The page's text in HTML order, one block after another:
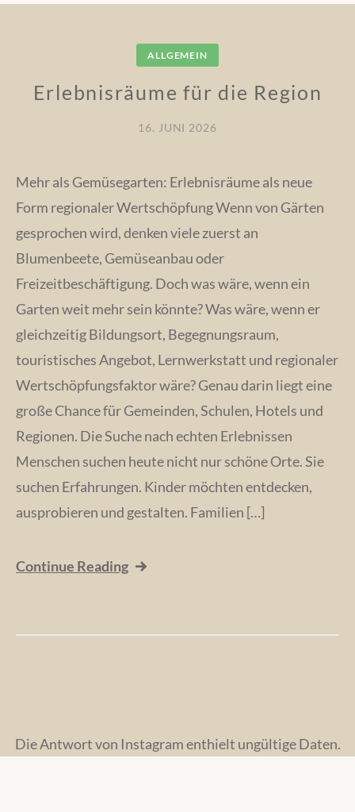
ALLGEMEIN
Erlebnisräume für die Region
16. JUNI 2026
Mehr als Gemüsegarten: Erlebnisräume als neue
Form regionaler Wertschöpfung Wenn von Gärten
gesprochen wird, denken viele zuerst an
Blumenbeete, Gemüseanbau oder
Freizeitbeschäftigung. Doch was wäre, wenn ein
Garten weit mehr sein könnte? Was wäre, wenn er
gleichzeitig Bildungsort, Begegnungsraum,
touristisches Angebot, Lernwerkstatt und regionaler
Wertschöpfungsfaktor wäre? Genau darin liegt eine
große Chance für Gemeinden, Schulen, Hotels und
Regionen. Die Suche nach echten Erlebnissen
Menschen suchen heute nicht nur schöne Orte. Sie
suchen Erfahrungen. Kinder möchten entdecken,
ausprobieren und gestalten. Familien […]
Continue Reading
Die Antwort von Instagram enthielt ungültige Daten.